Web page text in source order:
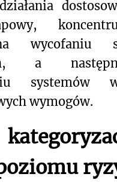
wycofaniu
a
systemów
wymogów.